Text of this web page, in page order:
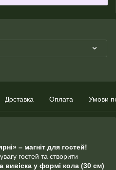
Доставка Оплата Умови
– магніт для гостей!
гостей та створити
вивіска у формі кола (30 см)